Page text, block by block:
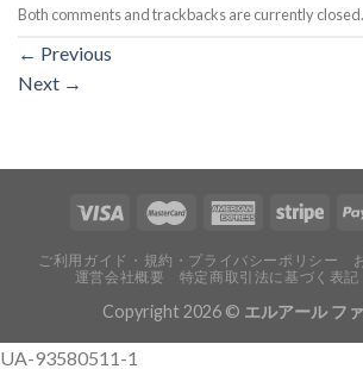
Both comments and trackbacks are currently closed.
← Previous
Next →
ご利用ガイド・規約・プライバシーポリシー
運営会社概要
特定商取引法に基づく表記
Copyright 2026 © エルアール フ
UA-93580511-1